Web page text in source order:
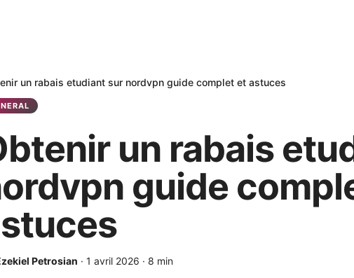
un rabais etudiant sur nordvpn guide complet et astuces
un rabais
guide
Petrosian · 1 avril 2026 · 8 min